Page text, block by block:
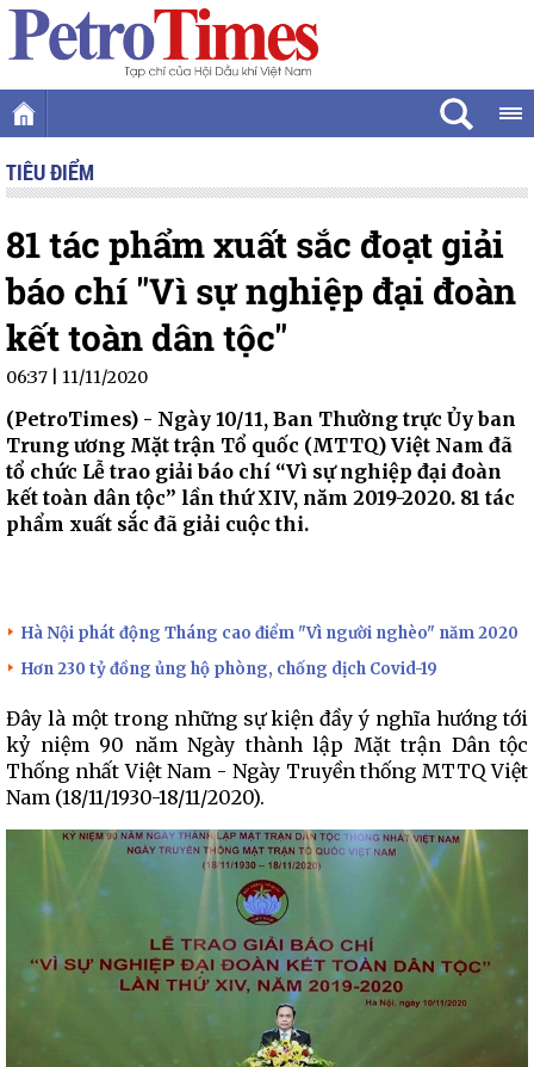
TIÊU ĐIỂM
81 tác phẩm xuất sắc đoạt giải
báo chí "Vì sự nghiệp đại đoàn
kết toàn dân tộc"
06:37 | 11/11/2020
(PetroTimes) - Ngày 10/11, Ban Thường trực Ủy ban
Trung ương Mặt trận Tổ quốc (MTTQ) Việt Nam đã
tổ chức Lễ trao giải báo chí “Vì sự nghiệp đại đoàn
kết toàn dân tộc” lần thứ XIV, năm 2019-2020. 81 tác
phẩm xuất sắc đã giải cuộc thi.
Hà Nội phát động Tháng cao điểm "Vì người nghèo" năm 2020
Hơn 230 tỷ đồng ủng hộ phòng, chống dịch Covid-19
Đây là một trong những sự kiện đầy ý nghĩa hướng tới
kỷ niệm 90 năm Ngày thành lập Mặt trận Dân tộc
Thống nhất Việt Nam - Ngày Truyền thống MTTQ Việt
Nam (18/11/1930-18/11/2020).